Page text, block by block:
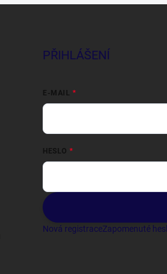
PŘIHLÁŠENÍ
E-MAIL
HESLO
Nová registraceZapomenuté